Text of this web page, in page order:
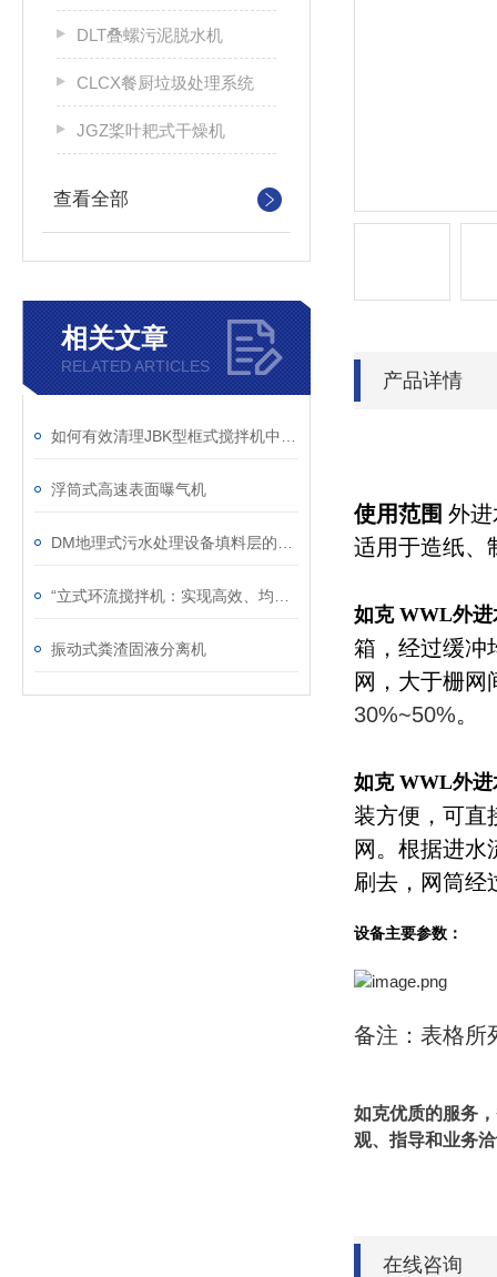
DLT叠螺污泥脱水机
CLCX餐厨垃圾处理系统
JGZ桨叶耙式干燥机
查看全部
相关文章
RELATED ARTICLES
浮筒式高速表面曝气机
振动式粪渣固液分离机
产品详情
使用范围 外
适用于造纸、
如克 WWL外进
箱，经过缓冲
网，大于栅网
30%~50%。
如克 WWL外进
装方便，可直
网。根据进
刷去，网筒经
设备主要参数：
备注：表格所
如克优质的服务
观、指导和业务
在线咨询